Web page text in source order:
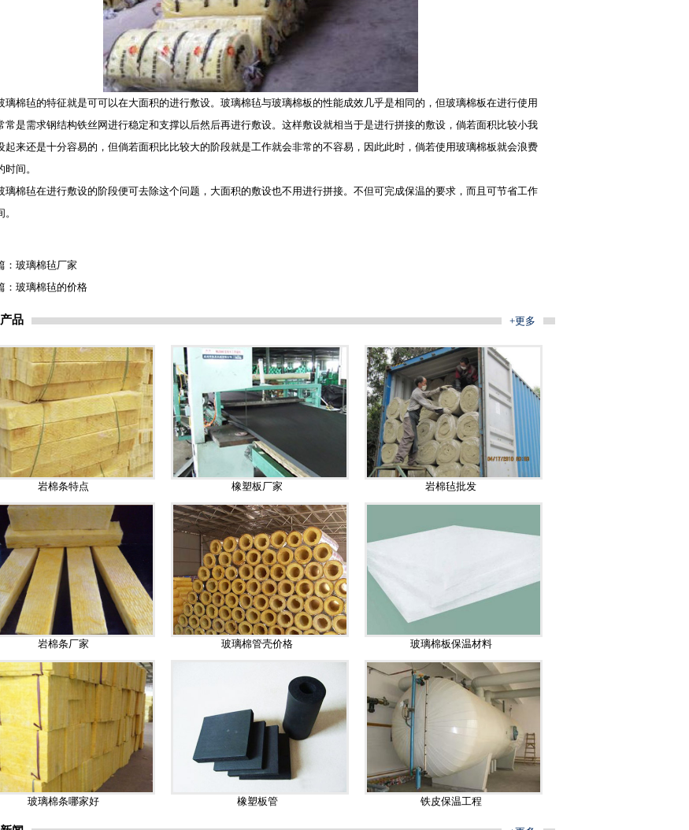
璃棉毡的特征就是可可以在大面积的进行敷设。 玻璃棉毡与玻璃棉板的性能成效几乎是相同的，但玻璃棉板在进行使用
常是需求钢结构铁丝网进行稳定和支撑以后然后再进行敷设。这样敷设就相当于是进行拼接的敷设，倘若面积比较小我
起来还是十分容易的，但倘若面积比比较大的阶段就是工作就会非常的不容易，因此此时，倘若使用玻璃棉板就会浪费
时间。
璃棉毡在进行敷设的阶段便可去除这个问题，大面积的敷设也不用进行拼接。不但可完成保温的要求，而且可节省工作
： 玻璃棉毡厂家
： 玻璃棉毡的价格
品 +更多
岩棉条特点 橡塑板厂家 岩棉毡批发
岩棉条厂家 玻璃棉管壳价格 玻璃棉板保温材料
玻璃棉条哪家好 橡塑板管 铁皮保温工程